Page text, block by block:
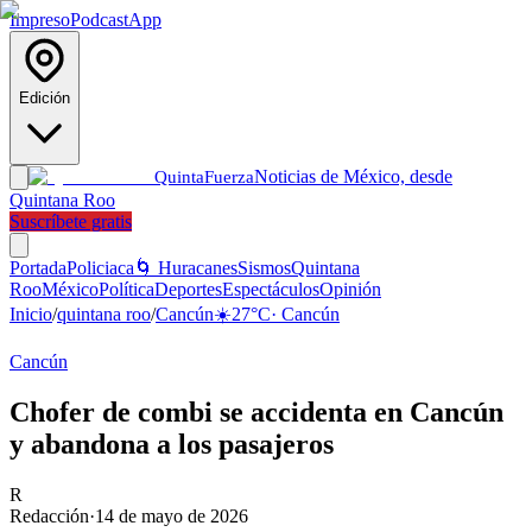
ImpresoPodcastApp
Edición
QuintaFuerzaNoticias de México, desde
Quintana Roo
Suscríbete gratis
PortadaPoliciaca 🌀 HuracanesSismosQuintana
RooMéxicoPolíticaDeportesEspectáculosOpinión
Inicio/quintana roo/Cancún☀️27°C· Cancún
Cancún
Chofer de combi se accidenta en Cancún
y abandona a los pasajeros
R
Redacción·14 de mayo de 2026